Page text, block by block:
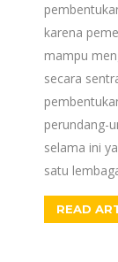
karena
mampu
secara
perundang-
selama ini
satu
READ